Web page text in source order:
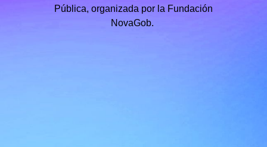
Pública, organizada por la Fundación
NovaGob.